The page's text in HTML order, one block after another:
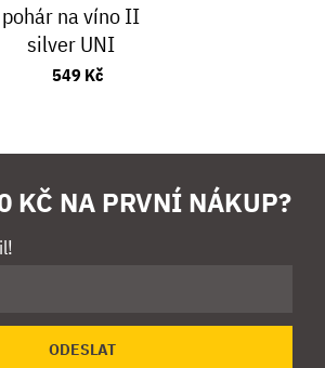
pohár na víno II
silver UNI
549 Kč
KČ NA PRVNÍ NÁKUP?
ODESLAT